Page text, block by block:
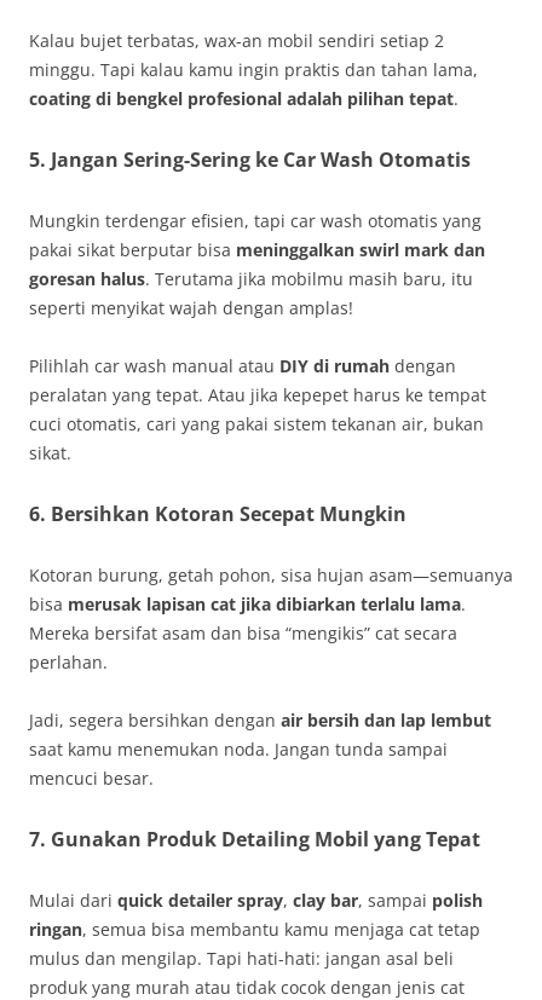
Kalau bujet terbatas, wax-an mobil sendiri setiap 2
minggu. Tapi kalau kamu ingin praktis dan tahan lama,
coating di bengkel profesional adalah pilihan tepat.
5. Jangan Sering-Sering ke Car Wash Otomatis
Mungkin terdengar efisien, tapi car wash otomatis yang
pakai sikat berputar bisa meninggalkan swirl mark dan
goresan halus. Terutama jika mobilmu masih baru, itu
seperti menyikat wajah dengan amplas!
Pilihlah car wash manual atau DIY di rumah dengan
peralatan yang tepat. Atau jika kepepet harus ke tempat
cuci otomatis, cari yang pakai sistem tekanan air, bukan
sikat.
6. Bersihkan Kotoran Secepat Mungkin
Kotoran burung, getah pohon, sisa hujan asam—semuanya
bisa merusak lapisan cat jika dibiarkan terlalu lama.
Mereka bersifat asam dan bisa “mengikis” cat secara
perlahan.
Jadi, segera bersihkan dengan air bersih dan lap lembut
saat kamu menemukan noda. Jangan tunda sampai
mencuci besar.
7. Gunakan Produk Detailing Mobil yang Tepat
Mulai dari quick detailer spray, clay bar, sampai polish
ringan, semua bisa membantu kamu menjaga cat tetap
mulus dan mengilap. Tapi hati-hati: jangan asal beli
produk yang murah atau tidak cocok dengan jenis cat